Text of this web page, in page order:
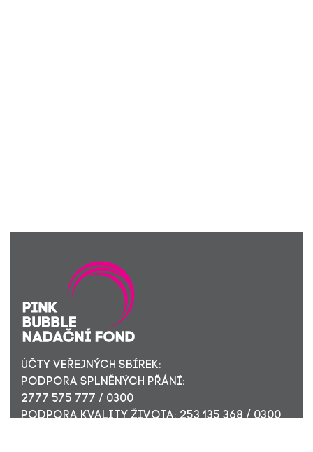
ÚČTY VEŘEJNÝCH SBÍREK:
PODPORA SPLNĚNÝCH PŘÁNÍ:
2777 575 777 / 0300
PODPORA KVALITY ŽIVOTA: 253 135 368 / 0300